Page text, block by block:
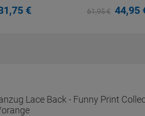
75 € 61,95€ 44,95
Lace Back - Funny Print